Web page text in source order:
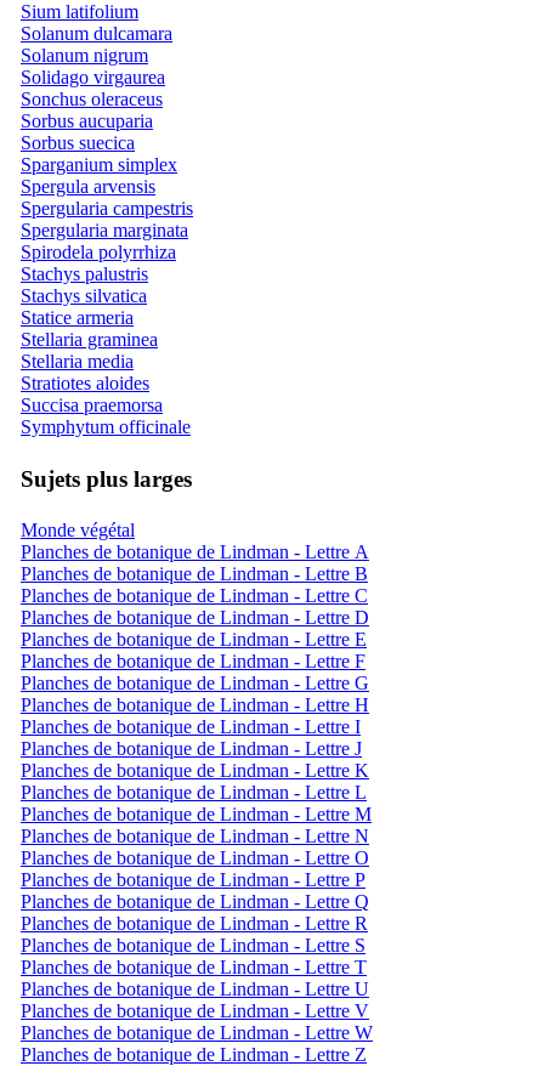
Sium latifolium
Solanum dulcamara
Solanum nigrum
Solidago virgaurea
Sonchus oleraceus
Sorbus aucuparia
Sorbus suecica
Sparganium simplex
Spergula arvensis
Spergularia campestris
Spergularia marginata
Spirodela polyrrhiza
Stachys palustris
Stachys silvatica
Statice armeria
Stellaria graminea
Stellaria media
Stratiotes aloides
Succisa praemorsa
Symphytum officinale
Sujets plus larges
Monde végétal
Planches de botanique de Lindman - Lettre A
Planches de botanique de Lindman - Lettre B
Planches de botanique de Lindman - Lettre C
Planches de botanique de Lindman - Lettre D
Planches de botanique de Lindman - Lettre E
Planches de botanique de Lindman - Lettre F
Planches de botanique de Lindman - Lettre G
Planches de botanique de Lindman - Lettre H
Planches de botanique de Lindman - Lettre I
Planches de botanique de Lindman - Lettre J
Planches de botanique de Lindman - Lettre K
Planches de botanique de Lindman - Lettre L
Planches de botanique de Lindman - Lettre M
Planches de botanique de Lindman - Lettre N
Planches de botanique de Lindman - Lettre O
Planches de botanique de Lindman - Lettre P
Planches de botanique de Lindman - Lettre Q
Planches de botanique de Lindman - Lettre R
Planches de botanique de Lindman - Lettre S
Planches de botanique de Lindman - Lettre T
Planches de botanique de Lindman - Lettre U
Planches de botanique de Lindman - Lettre V
Planches de botanique de Lindman - Lettre W
Planches de botanique de Lindman - Lettre Z